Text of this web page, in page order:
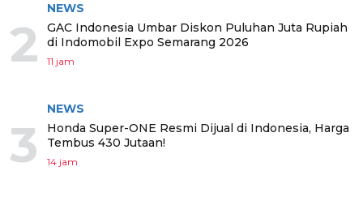
2
NEWS
GAC Indonesia Umbar Diskon Puluhan Juta Rupiah
di Indomobil Expo Semarang 2026
11 jam
3
NEWS
Honda Super-ONE Resmi Dijual di Indonesia, Harga
Tembus 430 Jutaan!
14 jam